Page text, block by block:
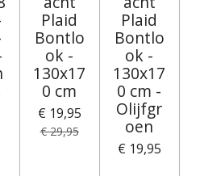
Plaid
Bontlo
ok -
130x17
0 cm
€ 19,95
€ 29,95
Plaid
Bontlo
ok -
130x17
0 cm -
Olijfgr
oen
€ 19,95